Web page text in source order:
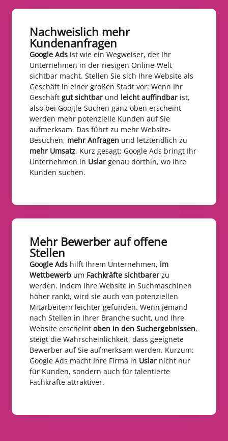
Nachweislich mehr
Kundenanfragen​
Google Ads ist wie ein Wegweiser, der Ihr
Unternehmen in der riesigen Online-Welt
sichtbar macht. Stellen Sie sich Ihre Website als
Geschäft in einer großen Stadt vor: Wenn Ihr
Geschäft gut sichtbar und leicht auffindbar ist,
also bei Google-Suchen ganz oben erscheint,
werden mehr potenzielle Kunden auf Sie
aufmerksam. Das führt zu mehr Website-
Besuchen, mehr Anfragen und letztendlich zu
mehr Umsatz. Kurz gesagt: Google Ads bringt Ihr
Unternehmen in Uslar genau dorthin, wo Ihre
Kunden suchen.
Mehr Bewerber auf offene
Stellen​
Google Ads hilft Ihrem Unternehmen, im
Wettbewerb um Fachkräfte sichtbarer zu
werden. Indem Ihre Website in Suchmaschinen
höher rankt, wird sie auch von potenziellen
Mitarbeitern leichter gefunden. Wenn jemand
nach Stellen in Ihrer Branche sucht, und Ihre
Website erscheint oben in den Suchergebnissen,
steigt die Wahrscheinlichkeit, dass geeignete
Bewerber auf Sie aufmerksam werden. Kurzum:
Google Ads macht Ihre Firma in Uslar nicht nur
für Kunden, sondern auch für talentierte
Fachkräfte attraktiver.